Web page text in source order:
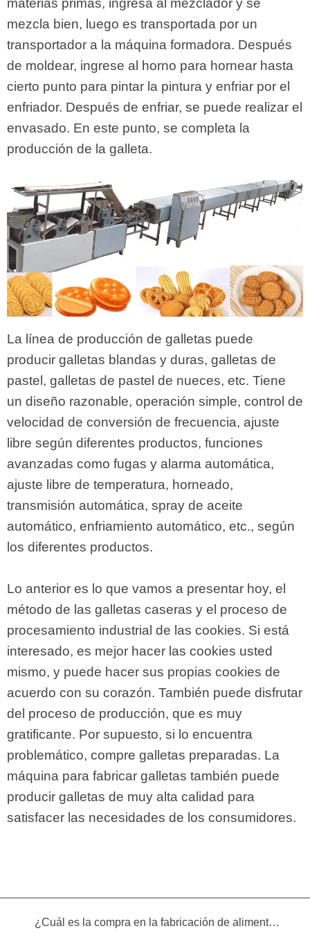
materias primas, ingresa al mezclador y se
mezcla bien, luego es transportada por un
transportador a la máquina formadora. Después
de moldear, ingrese al horno para hornear hasta
cierto punto para pintar la pintura y enfriar por el
enfriador. Después de enfriar, se puede realizar el
envasado. En este punto, se completa la
producción de la galleta.
La línea de producción de galletas puede
producir galletas blandas y duras, galletas de
pastel, galletas de pastel de nueces, etc. Tiene
un diseño razonable, operación simple, control de
velocidad de conversión de frecuencia, ajuste
libre según diferentes productos, funciones
avanzadas como fugas y alarma automática,
ajuste libre de temperatura, horneado,
transmisión automática, spray de aceite
automático, enfriamiento automático, etc., según
los diferentes productos.
Lo anterior es lo que vamos a presentar hoy, el
método de las galletas caseras y el proceso de
procesamiento industrial de las cookies. Si está
interesado, es mejor hacer las cookies usted
mismo, y puede hacer sus propias cookies de
acuerdo con su corazón. También puede disfrutar
del proceso de producción, que es muy
gratificante. Por supuesto, si lo encuentra
problemático, compre galletas preparadas. La
máquina para fabricar galletas también puede
producir galletas de muy alta calidad para
satisfacer las necesidades de los consumidores.
¿Cuál es la compra en la fabricación de alimentos infantiles?